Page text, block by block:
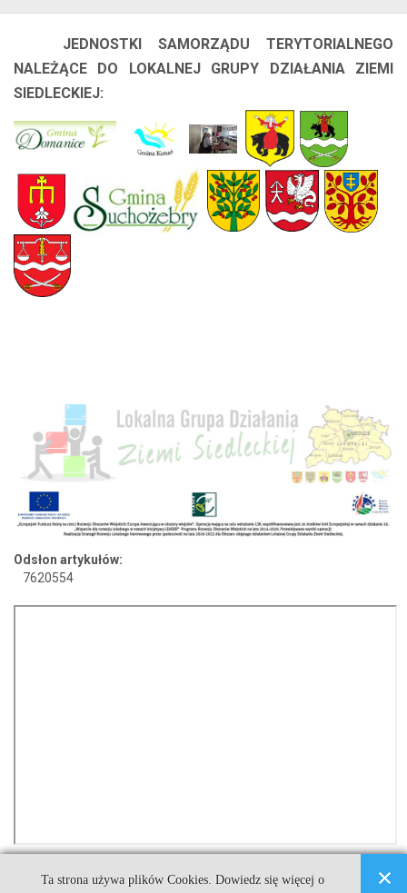
JEDNOSTKI SAMORZĄDU TERYTORIALNEGO
NALEŻĄCE DO LOKALNEJ GRUPY DZIAŁANIA ZIEMI
SIEDLECKIEJ:
Odsłon artykułów:
7620554
Ta strona używa plików Cookies. Dowiedz się więcej o